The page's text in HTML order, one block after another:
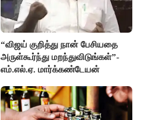
“விஜய் குறித்து நான் பேசியதை
அருள்கூர்ந்து மறந்துவிடுங்கள்”-
எம்.எல்.ஏ. மார்க்கண்டேயன்